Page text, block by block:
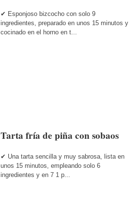
✔ Esponjoso bizcocho con solo 9
ingredientes, preparado en unos 15 minutos y
cocinado en el horno en t...
Tarta fría de piña con sobaos
✔ Una tarta sencilla y muy sabrosa, lista en
unos 15 minutos, empleando solo 6
ingredientes y en 7 1 p...